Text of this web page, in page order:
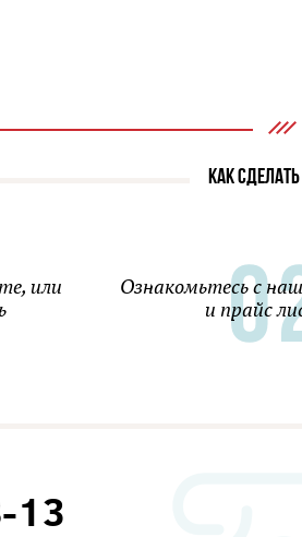
КАК
или
Ознакомьтесь с
и прайс
13